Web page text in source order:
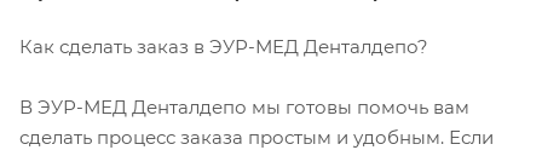
Как сделать заказ в ЭУР-МЕД Денталдепо?
В ЭУР-МЕД Денталдепо мы готовы помочь вам
сделать процесс заказа простым и удобным. Если